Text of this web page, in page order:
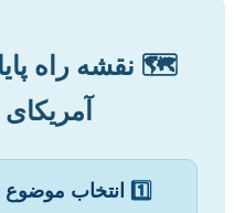
🗺️ نقشه راه
1️⃣ انتخاب